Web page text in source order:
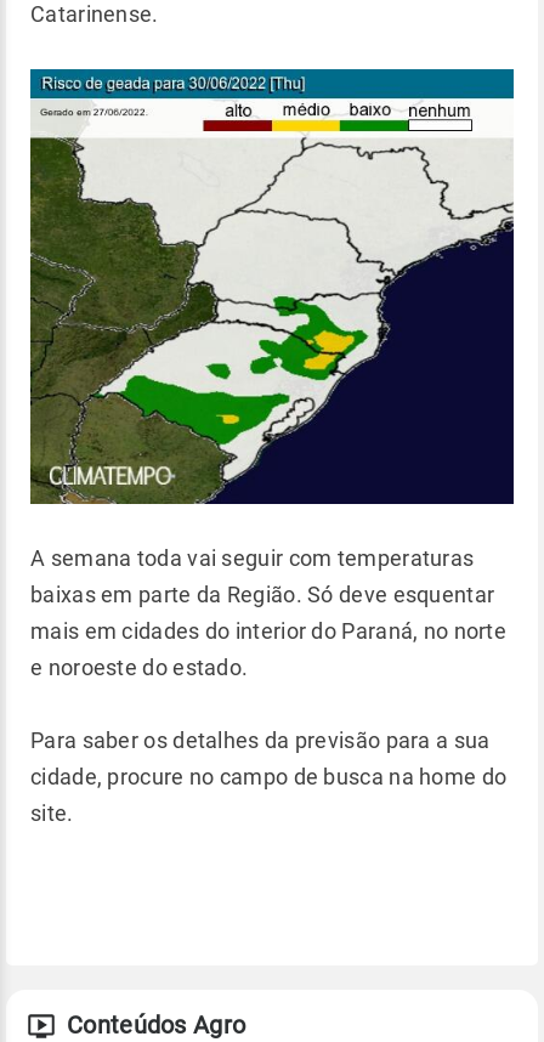
Catarinense.
A semana toda vai seguir com temperaturas
baixas em parte da Região. Só deve esquentar
mais em cidades do interior do Paraná, no norte
e noroeste do estado.
Para saber os detalhes da previsão para a sua
cidade, procure no campo de busca na home do
site.
Conteúdos Agro